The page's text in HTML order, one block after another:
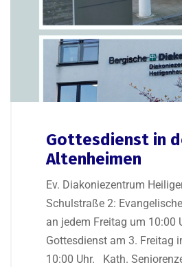
Gottesdienst in
Altenheimen
Ev. Diakoniezentrum
Schulstraße 2:
an jedem Freitag um 10:00
Gottesdienst am 3. Freitag
10:00 Uhr. Kath.